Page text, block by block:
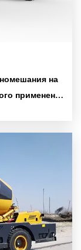
на
применения